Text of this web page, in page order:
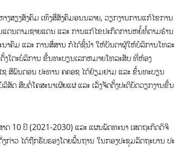
ສຽງສັງຄົມ ເທິງສື່ສັງຄົມອນນລາຍ, ວຽກງານການແກ້ໄຂການ
ດນຕາມຊາຍແດນ ແລະ ການແກ້ໄຂປະກົດການຫຍໍ້ທໍ້ຕາມຮ້ານ
າຄົມ ແລະ ການສື່ສານ ກໍໄດ້ຊີ້ນໍາ ໃຫ້ບັນດາຜູ້ໃຫ້ບໍລິການໂທລະ
ໂຕະບໍລິການ ຂື້ນທະບຽນເລກຫມາຍໂທລະສັບ ທີ່ຫ້ອງ
ສີພັນດອນ ປະທານ ຄຄອຊ ໄດ້ຢ້ຽມຢາມ ແລະ ຂຶ້ນທະບຽນ
ດ ສືບຕໍ່ໂຄສະນາເຜີຍແຜ່ ແລະ ເລັ່ງຈັດຕັ້ງປະຕິບັດວຽກງານຂື້ນ
ດ 10 ປີ (2021-2030) ແລະ ແຜນພັດທະນາ ເສດຖະກິດດິຈິ
ກ່າວ ໄດ້ຖືກຮັບຮອງໂດຍພື້ນຖານ ໃນກອງປະຊຸມລັດຖະບານ ປະ